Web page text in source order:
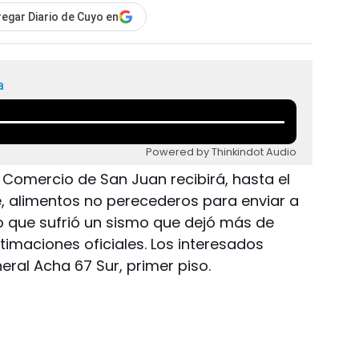
Diario de Cuyo en
Powered by Thinkindot Audio
de San Juan recibirá, hasta el
alimentos no perecederos para enviar a
sufrió un sismo que dejó más de
oficiales. Los interesados
Acha 67 Sur, primer piso.